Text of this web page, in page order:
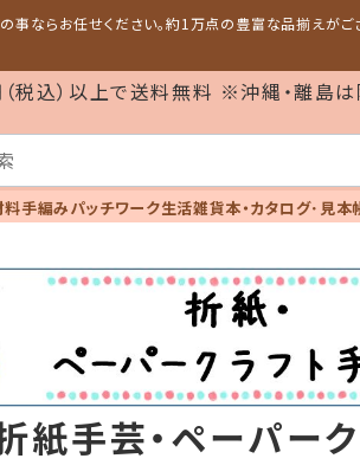
事ならお任せください。約1万点の豊富な品揃えがご
税込）以上で送料無料 ※沖縄・離島は
料手編みパッチワーク生活雑貨本・カタログ･見本
紙手芸・ペーパー